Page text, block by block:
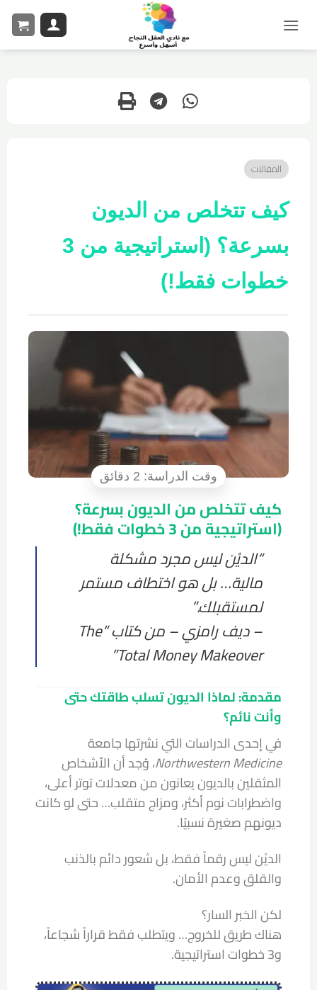
المقالات
كيف تتخلص من الديون
بسرعة؟ (استراتيجية من 3
خطوات فقط!)
كيف تتخلص من الديون بسرعة؟
(استراتيجية من 3 خطوات فقط!)
“الديْن ليس مجرد مشكلة
مالية… بل هو اختطاف مستمر
لمستقبلك.”
–
ديف رامزي – من كتاب “The
Total Money Makeover”
مقدمة: لماذا الديون تسلب طاقتك حتى
وأنت نائم؟
في إحدى الدراسات التي نشرتها جامعة
Northwestern Medicine، وُجد أن الأشخاص
المثقلين بالديون يعانون من معدلات توتر أعلى،
واضطرابات نوم أكثر، ومزاج متقلب… حتى لو كانت
ديونهم صغيرة نسبيًا.
الديْن ليس رقماً فقط، بل شعور دائم بالذنب
والقلق وعدم الأمان.
لكن الخبر السار؟
هناك طريق للخروج… ويتطلب فقطقراراً شجاعاً،
و3 خطوات استراتيجية.